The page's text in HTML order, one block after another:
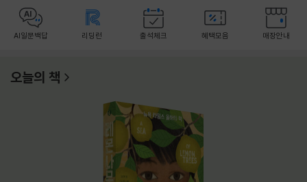
AI일문백답 리딩런 출석체크 혜택모음 매장안내
오늘의 책